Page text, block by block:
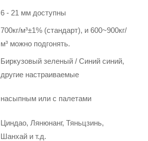
6 - 21 мм доступны
700кг/м³±1% (стандарт), и 600~900кг/
м³ можно подгонять.
Биркузовый зеленый / Синий синий,
другие настраиваемые
насыпным или с палетами
Циндао, Лянюнанг, Тяньцзинь,
Шанхай и т.д.